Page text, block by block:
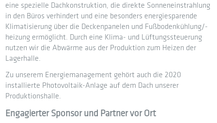
eine spezielle Dachkonstruktion, die direkte Sonneneinstrahlung
in den Büros verhindert und eine besonders energiesparende
Klimatisierung über die Deckenpanelen und Fußbodenkühlung/-
heizung ermöglicht. Durch eine Klima- und Lüftungssteuerung
nutzen wir die Abwärme aus der Produktion zum Heizen der
Lagerhalle.
Zu unserem Energiemanagement gehört auch die 2020
installierte Photovoltaik-Anlage auf dem Dach unserer
Produktionshalle.
Engagierter Sponsor und Partner vor Ort